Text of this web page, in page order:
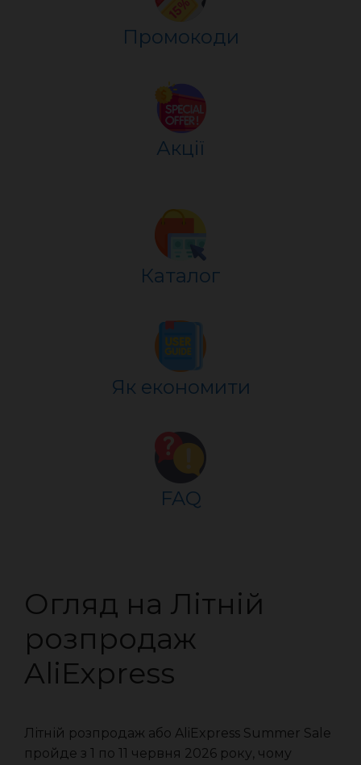
Промокоди
Акції
Каталог
Як економити
FAQ
Огляд на Літній
розпродаж
AliExpress
Літній розпродаж або AliExpress Summer Sale
пройде з 1 по 11 червня 2026 року, чому